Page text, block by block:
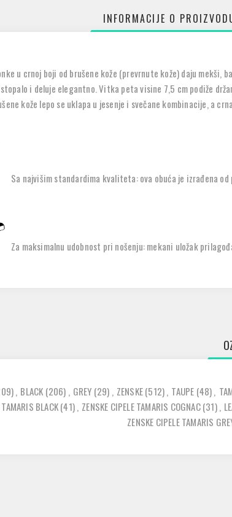
INFORMACIJE O
u crnoj boji od brušene kože (prevrnute kože) daju
i deluje elegantno. Vitka peta visine 7,5 cm podiže
kože lepo se uklapa u jesenje i svečane kombinacije, a
Sa najvišim standardima kvaliteta: ova obuća je izrađena od
Za maksimalnu udobnost pri nošenju: mekani uložak
, BLACK (206) , GREY (29) , ZENSKE(512), TAUPE (48),
BLACK(41), ZENSKE CIPELE TAMARIS COGNAC(31),
ZENSKE CIPELE TAMARIS